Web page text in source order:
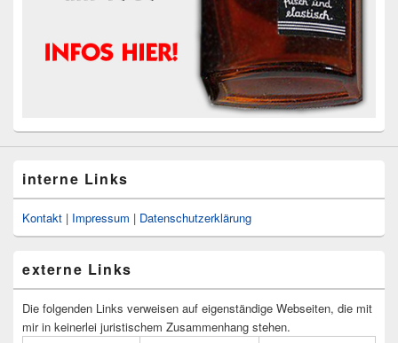
interne Links
Kontakt | Impressum | Datenschutzerklärung
externe Links
Die folgenden Links verweisen auf eigenständige Webseiten, die mit
mir in keinerlei juristischem Zusammenhang stehen.